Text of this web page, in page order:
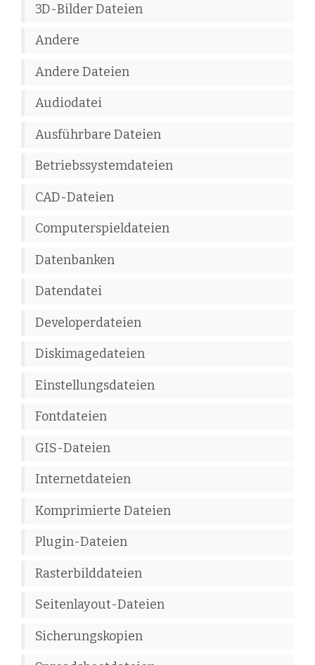
3D-Bilder Dateien
Andere
Andere Dateien
Audiodatei
Ausführbare Dateien
Betriebssystemdateien
CAD-Dateien
Computerspieldateien
Datenbanken
Datendatei
Developerdateien
Diskimagedateien
Einstellungsdateien
Fontdateien
GIS-Dateien
Internetdateien
Komprimierte Dateien
Plugin-Dateien
Rasterbilddateien
Seitenlayout-Dateien
Sicherungskopien